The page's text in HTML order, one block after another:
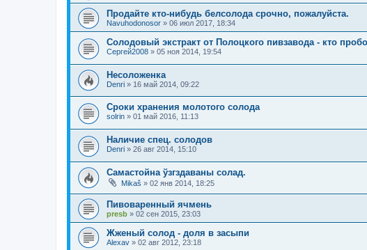
Продайте кто-нибудь белсолода срочно, пожалуйста.
Navuhodonosor » 06 июл 2017, 18:34
Солодовый экстракт от Полоцкого пивзавода - кто
Сергей2008 » 05 ноя 2014, 19:54
Несоложенка
Denri » 16 май 2014, 09:22
Сроки хранения молотого солода
solrin » 01 май 2016, 11:13
Наличие спец. солодов
Denri » 26 авг 2014, 15:10
Самастойна ўзгздаваны солад.
Mikaš » 02 янв 2014, 18:25
Пивоваренный ячмень
presb » 02 сен 2015, 23:03
Жженый солод - доля в засыпи
Alexav » 02 авг 2012, 23:18